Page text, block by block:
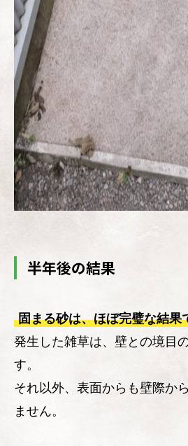
半年後の結果
固まる砂は、ほぼ完璧な結果
発生した雑草は、壁との境目
す。
それ以外、表面からも壁際か
ません。